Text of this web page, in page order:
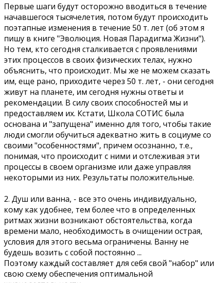
Первые шаги будут осторожно вводиться в течение
начавшегося тысячелетия, потом будут происходить
поэтапные изменения в течение 50 т. лет (об этом я
пишу в книге "Эволюция. Новая Парадигма Жизни").
Но тем, кто сегодня сталкивается с проявлениями
этих процессов в своих физических телах, нужно
объяснить, что происходит. Мы же не можем сказать
им, еще рано, приходите через 50 т. лет, - они сегодня
живут на планете, им сегодня нужны ответы и
рекомендации. В силу своих способностей мы и
предоставляем их. Кстати, Школа СОТИС была
основана и "запущена" именно для того, чтобы такие
люди смогли обучиться адекватно жить в социуме со
своими "особенностями", причем осознанно, т.е.,
понимая, что происходит с ними и отслеживая эти
процессы в своем организме или даже управляя
некоторыми из них. Результаты положительные.
2. Душ или ванна, - все это очень индивидуально,
кому как удобнее, тем более что в определенных
ритмах жизни возникают обстоятельства, когда
времени мало, необходимость в очищении острая,
условия для этого весьма ограничены. Ванну не
будешь возить с собой постоянно ...
Поэтому каждый составляет для себя свой "набор" или
свою схему обеспечения оптимальной